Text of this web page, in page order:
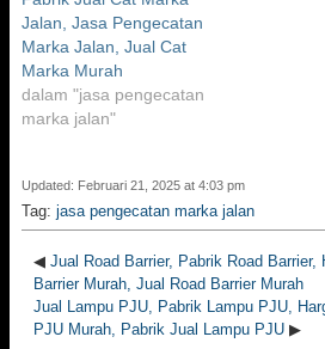
Jalan, Jasa Pengecatan
Marka Jalan, Jual Cat
Marka Murah
dalam "jasa pengecatan
marka jalan"
Updated: Februari 21, 2025 at 4:03 pm
Tag: jasa pengecatan marka jalan
◀ Jual Road Barrier, Pabrik Road Barrier,
Barrier Murah, Jual Road Barrier Murah
Jual Lampu PJU, Pabrik Lampu PJU,
PJU Murah, Pabrik Jual Lampu PJU ▶